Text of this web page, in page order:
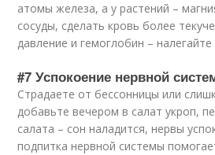
атомы железа, а у растений –
сосуды, сделать кровь более
давление и гемоглобин – налегайте
#7 Успокоение нервной
Страдаете от бессонницы или
добавьте вечером в салат укроп,
салата – сон наладится, нервы
подпитка нервной системы